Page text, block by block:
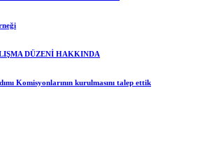
DÜZENİ HAKKINDA
Komisyonlarının kurulmasını talep ettik